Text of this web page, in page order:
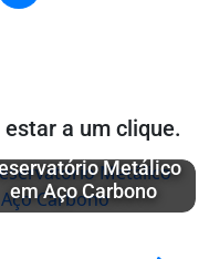
a um clique.
Metálico
em Aço Carbono